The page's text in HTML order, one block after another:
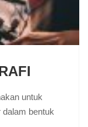
untuk
bentuk